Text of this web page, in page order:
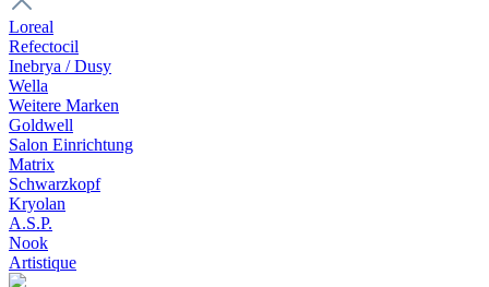
Loreal
Refectocil
Inebrya / Dusy
Wella
Weitere Marken
Goldwell
Salon Einrichtung
Matrix
Schwarzkopf
Kryolan
A.S.P.
Nook
Artistique